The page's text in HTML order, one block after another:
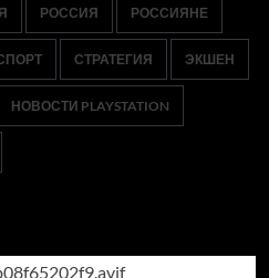
РОССИЯ РОССИЯНЕ
СТРАТЕГИЯ ЭКШЕН
НОВОСТИ PLAYSTATION